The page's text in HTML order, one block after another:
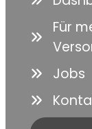
Für
Jobs